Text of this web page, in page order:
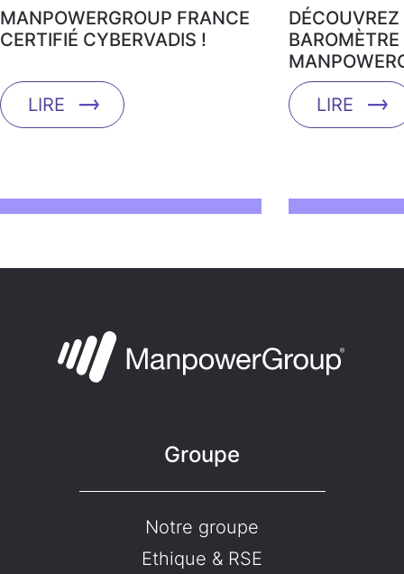
MANPOWERGROUP FRANCE
CERTIFIÉ CYBERVADIS !
LIRE
DÉCOUVREZ
LIRE
Groupe
Notre groupe
Ethique & RSE